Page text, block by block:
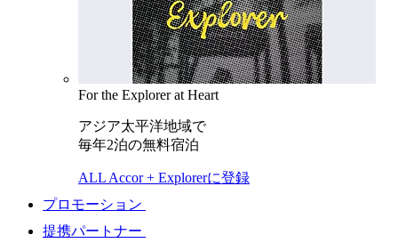
For the Explorer at Heart
アジア太平洋地域で
毎年2泊の無料宿泊
ALL Accor + Explorerに登録
プロモーション
提携パートナー